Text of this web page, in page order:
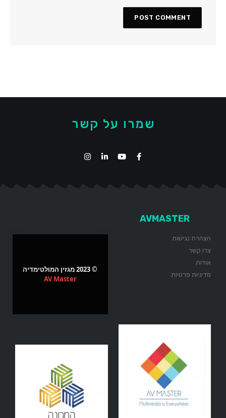
שמרו על קשר
AVMASTER
הצהרת נגישות
צרו קשר
אודות
מדיניות פרטיות
© 2023 מגזין המולטימדיה
AV Master